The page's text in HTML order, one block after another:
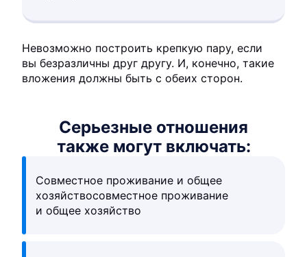
Невозможно построить крепкую пару, если
вы безразличны друг другу. И, конечно, такие
вложения должны быть с обеих сторон.
Серьезные отношения
также могут включать:
Совместное проживание и общее
хозяйствосовместное проживание
и общее хозяйство